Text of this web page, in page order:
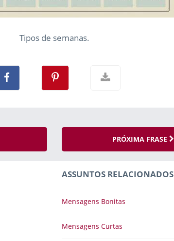
Tipos de semanas.
PRÓXIMA FRASE
ASSUNTOS RELACIONADOS
Mensagens Bonitas
Mensagens Curtas